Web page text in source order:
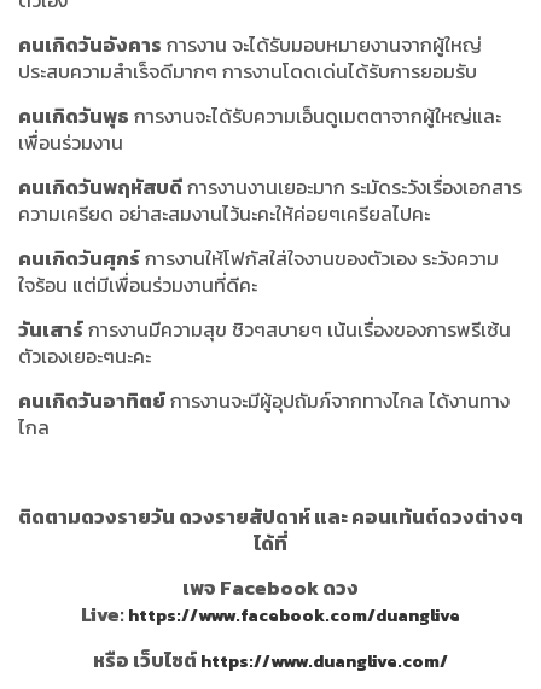
คนเกิดวันอังคาร การงาน จะได้รับมอบหมายงานจากผู้ใหญ่
ประสบความสำเร็จดีมากๆ การงานโดดเด่นได้รับการยอมรับ
คนเกิดวันพุธ การงานจะได้รับความเอ็นดูเมตตาจากผู้ใหญ่และ
เพื่อนร่วมงาน
คนเกิดวันพฤหัสบดีการงานงานเยอะมาก ระมัดระวังเรื่องเอกสาร
ความเครียด อย่าสะสมงานไว้นะคะให้ค่อยๆเครียลไปคะ
คนเกิดวันศุกร์การงานให้โฟกัสใส่ใจงานของตัวเอง ระวังความ
ใจร้อน แต่มีเพื่อนร่วมงานที่ดีคะ
วันเสาร์การงานมีความสุข ชิวๆสบายๆ เน้นเรื่องของการพรีเซ้น
ตัวเองเยอะๆนะคะ
คนเกิดวันอาทิตย์การงานจะมีผู้อุปถัมภ์จากทางไกล ได้งานทาง
ไกล
ติดตามดวงรายวัน ดวงรายสัปดาห์ และ คอนเท้นต์ดวงต่างๆ
ได้ที่
เพจ Facebook ดวง
Live:https://www.facebook.com/duanglive
หรือ เว็บไซต์https://www.duanglive.com/